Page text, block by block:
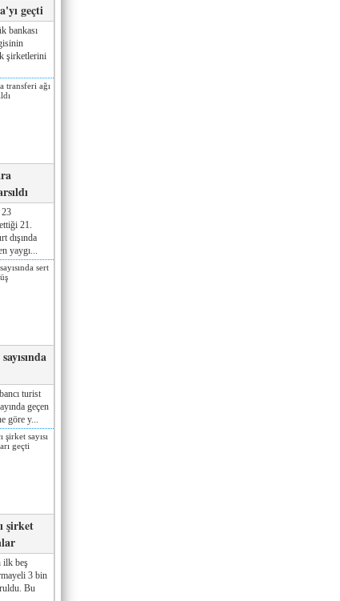
geçti
bankası
şirketlerini
21.
dışında
yaygı...
turist
geçen
göre y...
şirket
ilk beş
3 bin
Bu